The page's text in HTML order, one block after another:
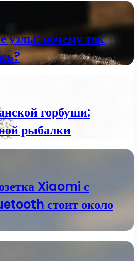
узлы: почему так
горбуши:
рыбалки
Xiaomi с
стоит около